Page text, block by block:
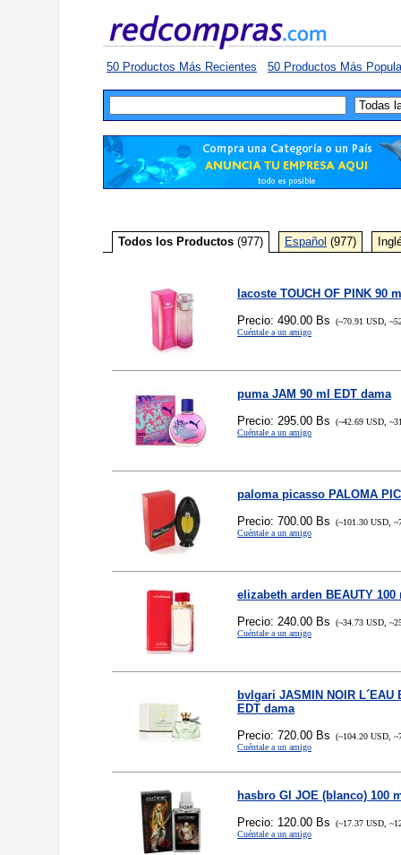
50 Productos Más Recientes 50 Productos Más
Todos los Productos (977) Español (977)
lacoste TOUCH OF PINK 90
Precio: 490.00 Bs (~70.91 USD,
Cuéntale a un amigo
puma JAM 90 ml EDT dama
Precio: 295.00 Bs (~42.69 USD,
Cuéntale a un amigo
paloma picasso PALOMA
Precio: 700.00 Bs (~101.30 USD,
Cuéntale a un amigo
elizabeth arden BEAUTY 100
Precio: 240.00 Bs (~34.73 USD,
Cuéntale a un amigo
bvlgari JASMIN NOIR L´EAU
EDT dama
Precio: 720.00 Bs (~104.20 USD,
Cuéntale a un amigo
hasbro GI JOE (blanco) 100
Precio: 120.00 Bs (~17.37 USD,
Cuéntale a un amigo